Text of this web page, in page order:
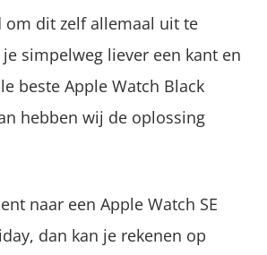
om dit zelf allemaal uit te
simpelweg liever een kant en
beste Apple Watch Black
hebben wij de oplossing
naar een Apple Watch SE
dan kan je rekenen op